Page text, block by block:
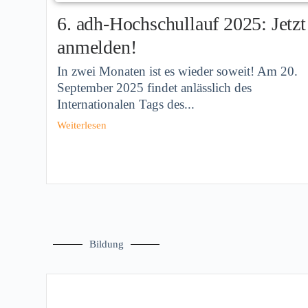
6. adh-Hochschullauf 2025: Jetzt
anmelden!
In zwei Monaten ist es wieder soweit! Am 20.
September 2025 findet anlässlich des
Internationalen Tags des...
Weiterlesen
Bildung